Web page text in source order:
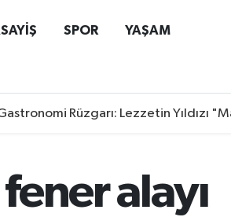
SPOR YAŞAM
Rüzgarı: Lezzetin Yıldızı
alayı